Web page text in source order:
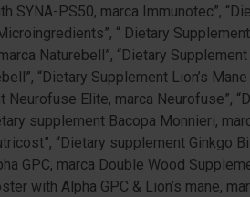
SYNA-PS50, marca Immunotec”,
“ Dietary
Naturebell”, “Dietary
“Dietary Supplement Lion’s
Neurofuse Elite, marca Neurofuse”,
supplement Bacopa Monnieri,
“Dietary supplement Ginkgo
GPC, marca Double Wood
with Alpha GPC & Lion’s mane,